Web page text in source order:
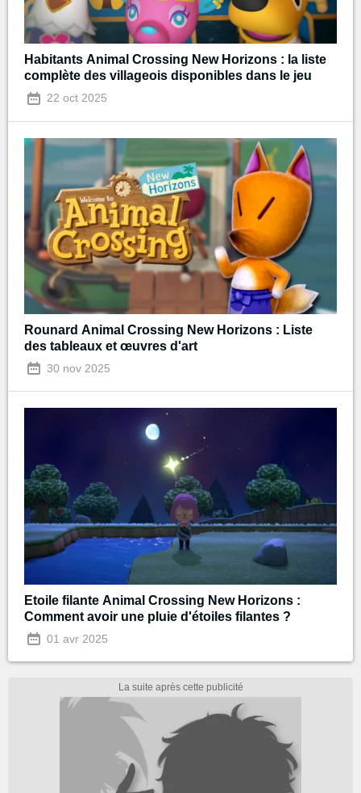
Habitants Animal Crossing New Horizons : la liste
complète des villageois disponibles dans le jeu
22 oct 2025
Rounard Animal Crossing New Horizons : Liste
des tableaux et œuvres d'art
30 nov 2025
Etoile filante Animal Crossing New Horizons :
Comment avoir une pluie d'étoiles filantes ?
01 avr 2025